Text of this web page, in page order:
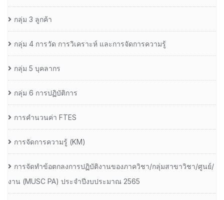
กลุ่ม 3 ลูกค้า
กลุ่ม 4 การวัด การวิเคราะห์ และการจัดการความรู้
กลุ่ม 5 บุคลากร
กลุ่ม 6 การปฏิบัติการ
การคำนวนค่า FTES
การจัดการความรู้ (KM)
การจัดทำข้อตกลงการปฏิบัติงานของภาควิชา/กลุ่มสาขาวิชา/ศูนย์/
งาน (MUSC PA) ประจำปีงบประมาณ 2565